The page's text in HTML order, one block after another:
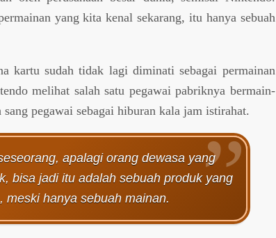
yang kita kenal sekarang, itu hanya sebuah
kartu sudah tidak lagi diminati sebagai permainan
melihat salah satu pegawai pabriknya bermain-
pegawai sebagai hiburan kala jam istirahat.
apalagi orang dewasa yang
bisa jadi itu adalah sebuah produk yang
meski hanya sebuah mainan.